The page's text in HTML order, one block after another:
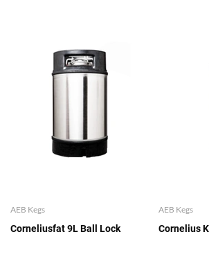
AEB Kegs
Corneliusfat 9L Ball Lock
AEB Kegs
Cornelius